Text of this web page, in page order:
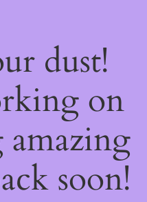
dust!
on
soon!